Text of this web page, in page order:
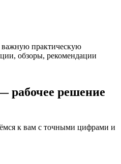
практическую
обзоры, рекомендации
рабочее решение
к вам с точными цифрами и